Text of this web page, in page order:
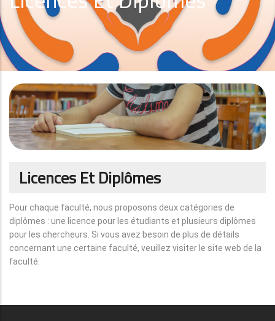
Licences Et Diplômes
Pour chaque faculté, nous proposons deux catégories de
diplômes : une licence pour les étudiants et plusieurs diplômes
pour les chercheurs. Si vous avez besoin de plus de détails
concernant une certaine faculté, veuillez visiter le site web de la
faculté.